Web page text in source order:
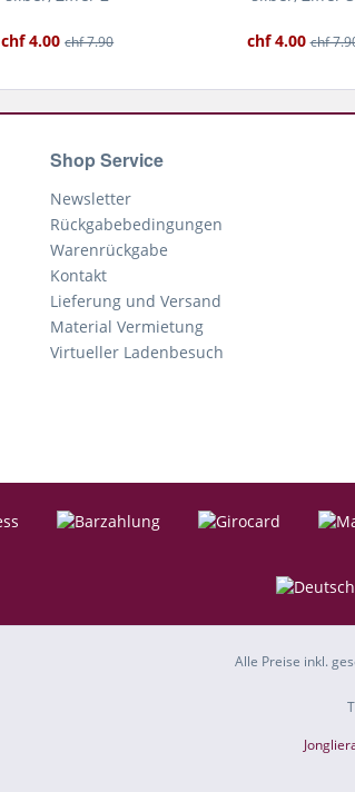
chf 4.00 chf 7.90 chf 4.00 chf
Shop Service
Newsletter
Rückgabebedingungen
Warenrückgabe
Kontakt
Lieferung und Versand
Material Vermietung
Virtueller Ladenbesuch
Alle Preise inkl.